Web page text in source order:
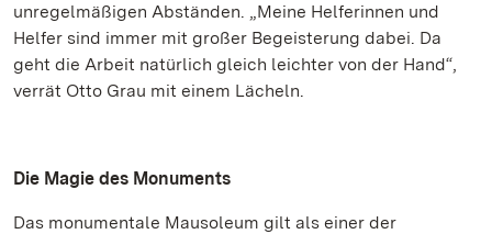
unregelmäßigen Abständen. „Meine Helferinnen und
Helfer sind immer mit großer Begeisterung dabei. Da
geht die Arbeit natürlich gleich leichter von der Hand“,
verrät Otto Grau mit einem Lächeln.
Die Magie des Monuments
Das monumentale Mausoleum gilt als einer der